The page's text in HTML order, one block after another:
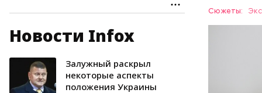
Новости Infox
Залужный раскрыл
некоторые аспекты
положения Украины
Сюжеты:
Дыня